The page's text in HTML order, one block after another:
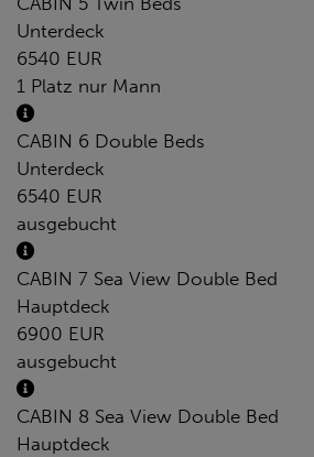
Unterdeck
6540 EUR
1 Platz nur Mann
CABIN 6 Double Beds
Unterdeck
6540 EUR
ausgebucht
CABIN 7 Sea View Double Bed
Hauptdeck
6900 EUR
ausgebucht
CABIN 8 Sea View Double Bed
Hauptdeck